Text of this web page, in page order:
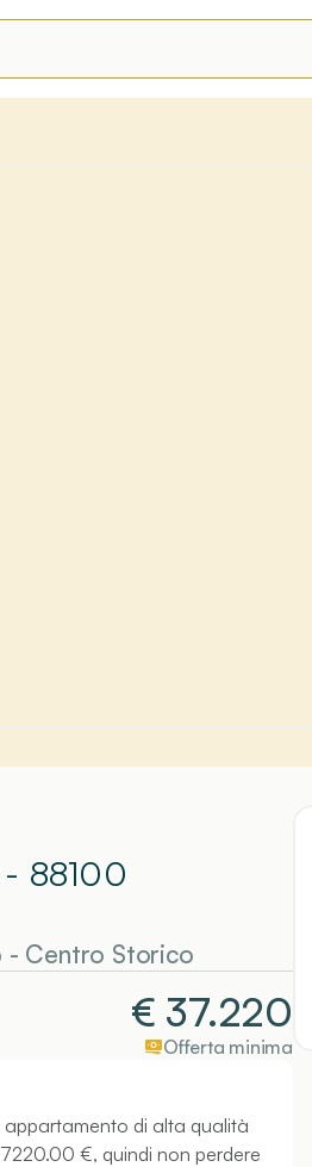
88100
- Centro Storico
€ 37.220
Offerta minima
di alta qualità
€, quindi non perdere